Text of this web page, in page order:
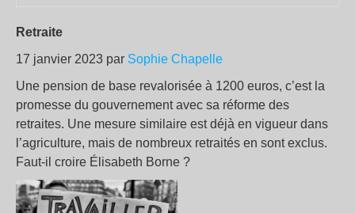
Retraite
17 janvier 2023 par Sophie Chapelle
Une pension de base revalorisée à 1200 euros, c’est la
promesse du gouvernement avec sa réforme des
retraites. Une mesure similaire est déjà en vigueur dans
l’agriculture, mais de nombreux retraités en sont exclus.
Faut-il croire Élisabeth Borne ?